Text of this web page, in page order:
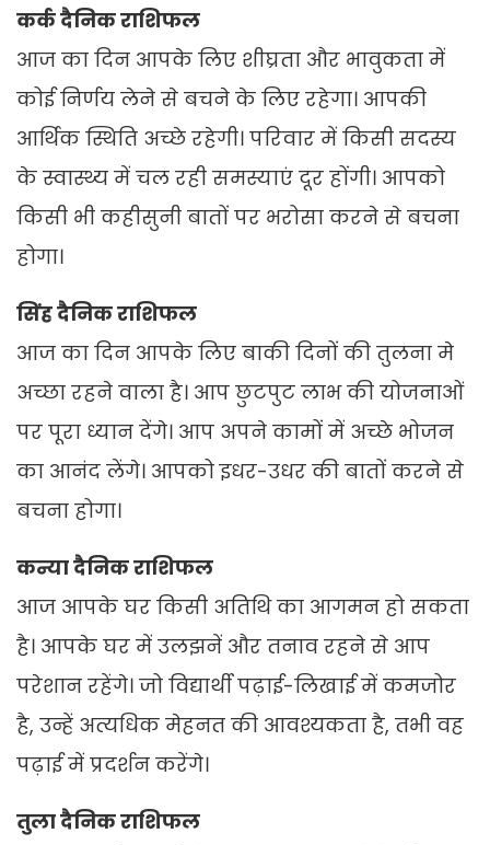
कर्क दैनिक राशिफल
आज का दिन आपके लिए शीघ्रता और भावुकता में
कोई निर्णय लेने से बचने के लिए रहेगा। आपकी
आर्थिक स्थिति अच्छे रहेगी। परिवार में किसी सदस्य
के स्वास्थ्य में चल रही समस्याएं दूर होंगी। आपको
किसी भी कहीसुनी बातों पर भरोसा करने से बचना
होगा।
सिंह दैनिक राशिफल
आज का दिन आपके लिए बाकी दिनों की तुलना मे
अच्छा रहने वाला है। आप छुटपुट लाभ की योजनाओं
पर पूरा ध्यान देंगे। आप अपने कामों में अच्छे भोजन
का आनंद लेंगे। आपको इधर-उधर की बातों करने से
बचना होगा।
कन्या दैनिक राशिफल
आज आपके घर किसी अतिथि का आगमन हो सकता
है। आपके घर में उलझनें और तनाव रहने से आप
परेशान रहेंगे। जो विद्यार्थी पढ़ाई-लिखाई में कमजोर
है, उन्हें अत्यधिक मेहनत की आवश्यकता है, तभी वह
पढ़ाई में प्रदर्शन करेंगे।
तुला दैनिक राशिफल